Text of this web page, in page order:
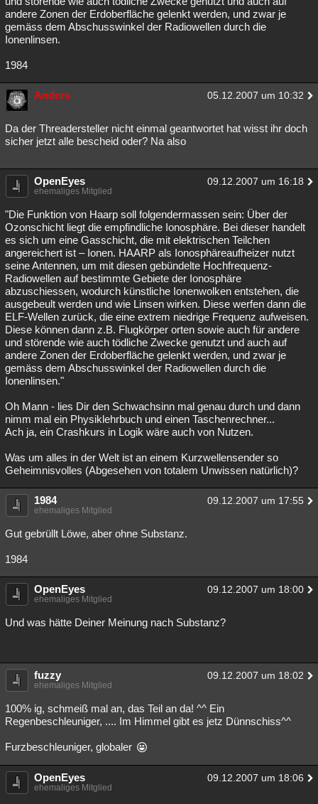
andere Zonen der Erdoberfläche gelenkt werden, und zwar je
gemäss dem Abschusswinkel der Radiowellen durch die
Ionenlinsen.
1984
Anders 05.12.2007 um 10:32
Da der Threadersteller nicht einmal geantwortet hat wisst ihr doch
sicher jetzt alle bescheid oder? Na also
OpenEyes 09.12.2007 um 16:18
ehemaliges Mitglied
"Die Funktion von Haarp soll folgendermassen sein: Über der
Ozonschicht liegt die empfindliche Ionosphäre. Bei dieser handelt
es sich um eine Gasschicht, die mit elektrischen Teilchen
angereichert ist – Ionen. HAARP als Ionosphäreaufheizer nutzt
seine Antennen, um mit diesen gebündelte Hochfrequenz-
Radiowellen auf bestimmte Gebiete der Ionosphäre
abzuschiessen, wodurch künstliche Ionenwolken entstehen, die
ausgebeult werden und wie Linsen wirken. Diese werfen dann die
ELF-Wellen zurück, die eine extrem niedrige Frequenz aufweisen.
Diese können dann z.B. Flugkörper orten sowie auch für andere
und störende wie auch tödliche Zwecke genutzt und auch auf
andere Zonen der Erdoberfläche gelenkt werden, und zwar je
gemäss dem Abschusswinkel der Radiowellen durch die
Ionenlinsen."
Oh Mann - lies Dir den Schwachsinn mal genau durch und dann
nimm mal ein Physiklehrbuch und einen Taschenrechner...
Ach ja, ein Crashkurs in Logik wäre auch von Nutzen.
Was um alles in der Welt ist an einem Kurzwellensender so
Geheimnisvolles (Abgesehen von totalem Unwissen natürlich)?
1984 09.12.2007 um 17:55
ehemaliges Mitglied
Gut gebrüllt Löwe, aber ohne Substanz.
1984
OpenEyes 09.12.2007 um 18:00
ehemaliges Mitglied
Und was hätte Deiner Meinung nach Substanz?
fuzzy 09.12.2007 um 18:02
ehemaliges Mitglied
100% ig, schmeiß mal an, das Teil an da! ^^ Ein
Regenbeschleuniger, .... Im Himmel gibt es jetz Dünnschiss^^
Furzbeschleuniger, globaler
OpenEyes 09.12.2007 um 18:06
ehemaliges Mitglied